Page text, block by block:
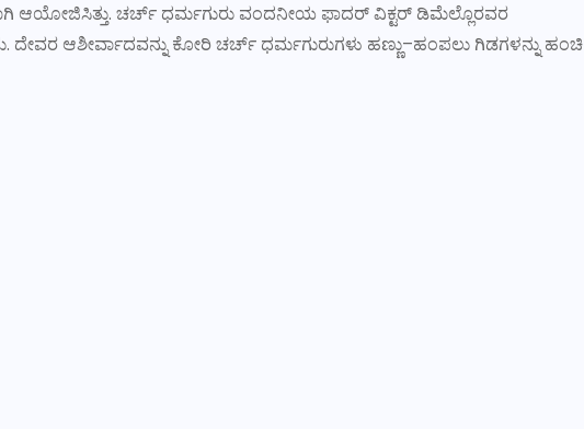
ಆಯೋಜಿಸಿತ್ತು. ಚರ್ಚ್ ಧರ್ಮಗುರು ವಂದನೀಯ ಫಾದರ್ ವಿಕ್ಟರ್ ಡಿಮೆಲ್ಲೊರವರ
ಆಶೀರ್ವಾದವನ್ನು ಕೋರಿ ಚರ್ಚ್ ಧರ್ಮಗುರುಗಳು ಹಣ್ಣು–ಹಂಪಲು ಗಿಡಗಳನ್ನು ಹಂಚಿ